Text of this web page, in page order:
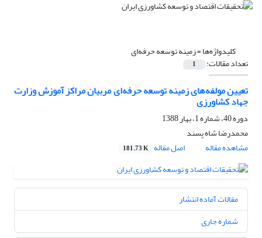
کلیدواژه‌ها =زمینه توسعه حرفه‌ای
تعداد مقالات: 1
تعیین مولفه‌های زمینه توسعه حرفه‌ای مربیان مراکز آموزش وزارت
جهاد کشاورزی
دوره 40، شماره 1، بهار 1388
محمدرضا شاه پسند
مشاهده مقاله
اصل مقاله 181.73 K
مقالات آماده انتشار
شماره جاری